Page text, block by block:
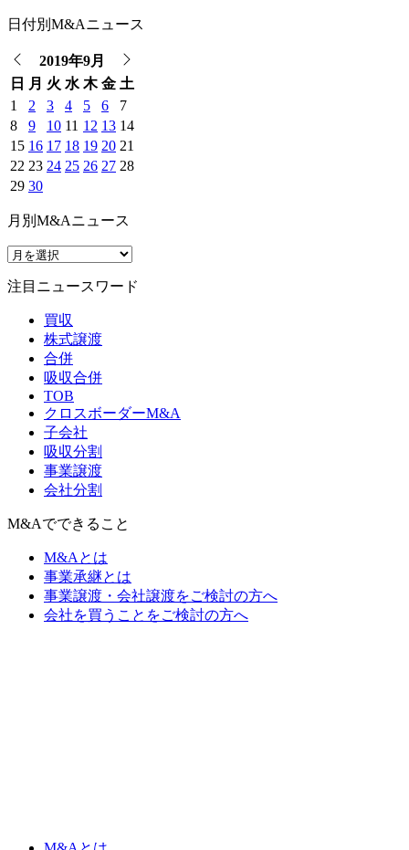
日付別M&Aニュース
2019年9月
日
月 火 水 木 金 土
1
2 3 4 5 6
7
8
9 10 11 12 13 14
15 16 17 18 19 20 21
22 23 24 25 26 27 28
29 30
月別M&Aニュース
注目ニュースワード
買収
株式譲渡
合併
吸収合併
TOB
クロスボーダーM&A
子会社
吸収分割
事業譲渡
会社分割
M&Aでできること
M&Aとは
事業承継とは
事業譲渡・会社譲渡をご検討の方へ
会社を買うことをご検討の方へ